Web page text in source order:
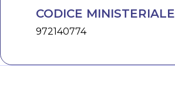
CODICE MINISTERIALE
972140774